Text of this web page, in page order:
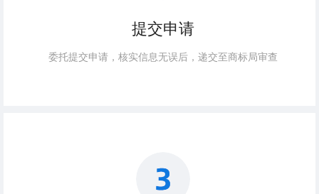
委托提交申请，核实信息无误后，递交至商标局审查
提交申请